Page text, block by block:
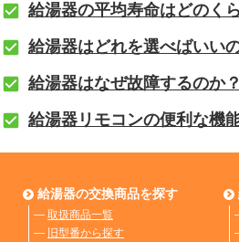
給湯器の平均寿命はどのく
給湯器はどれを選べばいい
給湯器はなぜ故障するのか
給湯器リモコンの便利な機
給湯器の交換商品を探す
― 取扱商品一覧
― 旧型番から探す